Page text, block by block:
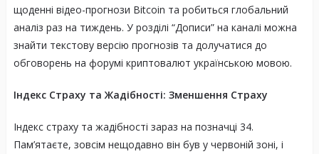
щоденні відео-прогнози Bitcoin та робиться глобальний
аналіз раз на тиждень. У розділі “Дописи” на каналі можна
знайти текстову версію прогнозів та долучатися до
обговорень на форумі криптовалют українською мовою.
Індекс Страху та Жадібності: Зменшення Страху
Індекс страху та жадібності зараз на позначці 34.
Пам’ятаєте, зовсім нещодавно він був у червоній зоні, і